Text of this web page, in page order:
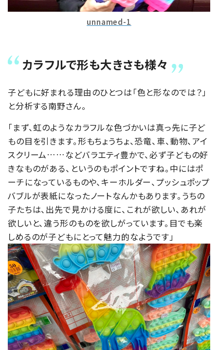
unnamed-1
カラフルで形も大きさも様々
子どもに好まれる理由のひとつは「色と形なのでは？」
と分析する南野さん。
「まず、虹のようなカラフルな色づかいは真っ先に子ど
もの目を引きます。形もちょうちょ、恐竜、車、動物、アイ
スクリーム……などバラエティ豊かで、必ず子どもの好
きなものがある、というのもポイントですね。中にはポ
ーチになっているものや、キーホルダー、プッシュポップ
バブルが表紙になったノートなんかもあります。うちの
子たちは、出先で見かける度に、これが欲しい、あれが
欲しいと、違う形のものを欲しがっています。目でも楽
しめるのが子どもにとって魅力的なようです」